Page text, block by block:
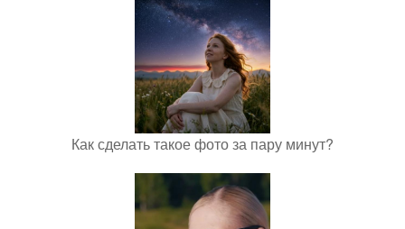
Как сделать такое фото за пару минут?